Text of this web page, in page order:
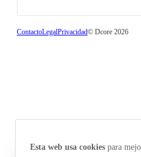
ContactoLegalPrivacidad© Dcore 2026
Esta web usa cookies para